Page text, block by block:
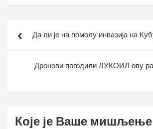
чланкаДа ли је на помолу инвазија на
Дронови погодили ЛУКОИЛ-ову
Које је Ваше